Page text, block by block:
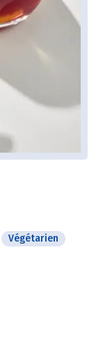
Végétarien